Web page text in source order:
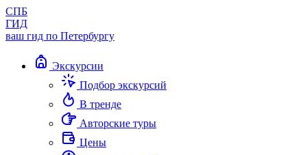
СПБ
ГИД
ваш гид по Петербургу
Экскурсии
Подбор экскурсий
В тренде
Авторские туры
Цены